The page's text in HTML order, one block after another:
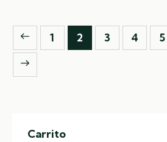
1 2 3 4 5
Carrito